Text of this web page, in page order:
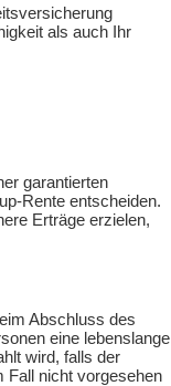
als auch Ihr
garantierten
Rente entscheiden.
Erträge erzielen,
Abschluss des
eine lebenslange
wird, falls der
Fall nicht vorgesehen